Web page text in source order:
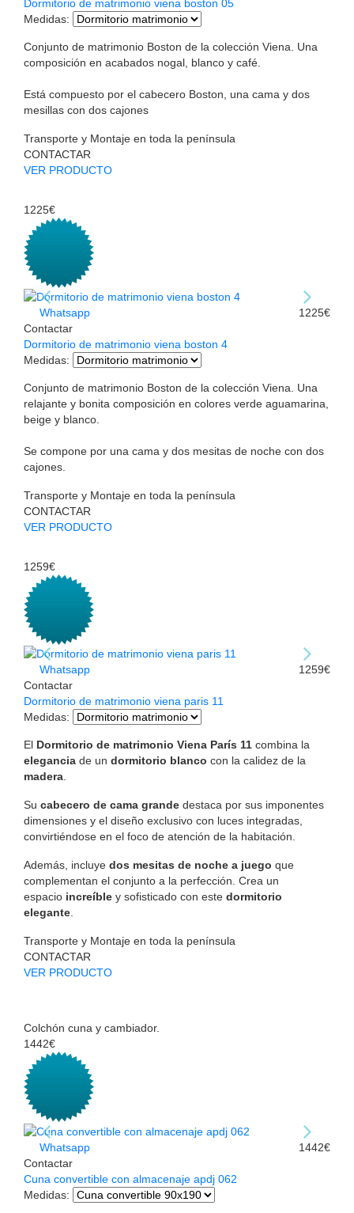
Dormitorio de matrimonio viena boston 05
Medidas:
Conjunto de matrimonio Boston de la colección Viena. Una
composición en acabados nogal, blanco y café.
Está compuesto por el cabecero Boston, una cama y dos
mesillas con dos cajones
Transporte y Montaje en toda la península
CONTACTAR
VER PRODUCTO
1225€
Whatsapp
Contactar
1225€
Dormitorio de matrimonio viena boston 4
Medidas:
Conjunto de matrimonio Boston de la colección Viena. Una
relajante y bonita composición en colores verde aguamarina,
beige y blanco.
Se compone por una cama y dos mesitas de noche con dos
cajones.
Transporte y Montaje en toda la península
CONTACTAR
VER PRODUCTO
1259€
Whatsapp
Contactar
1259€
Dormitorio de matrimonio viena paris 11
Medidas:
El Dormitorio de matrimonio Viena París 11 combina la
elegancia de un dormitorio blanco con la calidez de la
madera.
Su cabecero de cama grande destaca por sus imponentes
dimensiones y el diseño exclusivo con luces integradas,
convirtiéndose en el foco de atención de la habitación.
Además, incluye dos mesitas de noche a juego que
complementan el conjunto a la perfección. Crea un
espacio increíble y sofisticado con este dormitorio
elegante.
Transporte y Montaje en toda la península
CONTACTAR
VER PRODUCTO
Colchón cuna y cambiador.
1442€
Whatsapp
Contactar
1442€
Cuna convertible con almacenaje apdj 062
Medidas: